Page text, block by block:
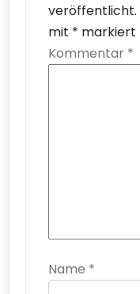
veröffentlicht.
mit * markiert
Kommentar *
Name *